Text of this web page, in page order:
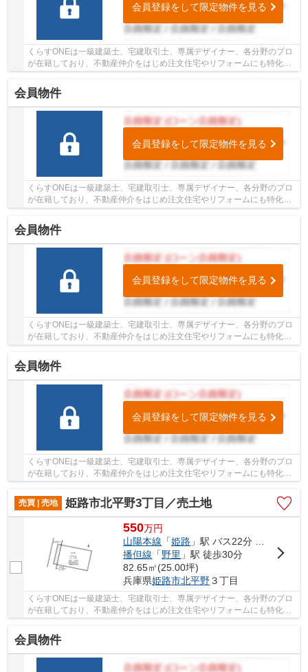
会員登録をして限定物件を見る
くらすONEは一級建築士、宅建取引士、専属デザイナー、各分野のプロ
が在籍しており、不動産仲介をはじめ注文住宅やリフォームにも特化し
ているお店です♪姫路市・たつの市周辺の住まい...
会員物件
会員登録をして限定物件を見る
くらすONEは一級建築士、宅建取引士、専属デザイナー、各分野のプロ
が在籍しており、不動産仲介をはじめ注文住宅やリフォームにも特化し
ているお店です♪姫路市・たつの市周辺の住まい...
会員物件
会員登録をして限定物件を見る
くらすONEは一級建築士、宅建取引士、専属デザイナー、各分野のプロ
が在籍しており、不動産仲介をはじめ注文住宅やリフォームにも特化し
ているお店です♪姫路市・たつの市周辺の住まい...
会員物件
会員登録をして限定物件を見る
くらすONEは一級建築士、宅建取引士、専属デザイナー、各分野のプロ
が在籍しており、不動産仲介をはじめ注文住宅やリフォームにも特化し
売買 | 売地
姫路市北平野3丁目／売土地
550万円
山陽本線 「姫路 」駅 バス22分 「平野西口」 停歩2分
播但線 「野里 」駅 徒歩30分
82.65㎡(25.00坪)
兵庫県姫路市北平野３丁目
くらすONEは一級建築士、宅建取引士、専属デザイナー、各分野のプロ
が在籍しており、不動産仲介をはじめ注文住宅やリフォームにも特化し
会員物件